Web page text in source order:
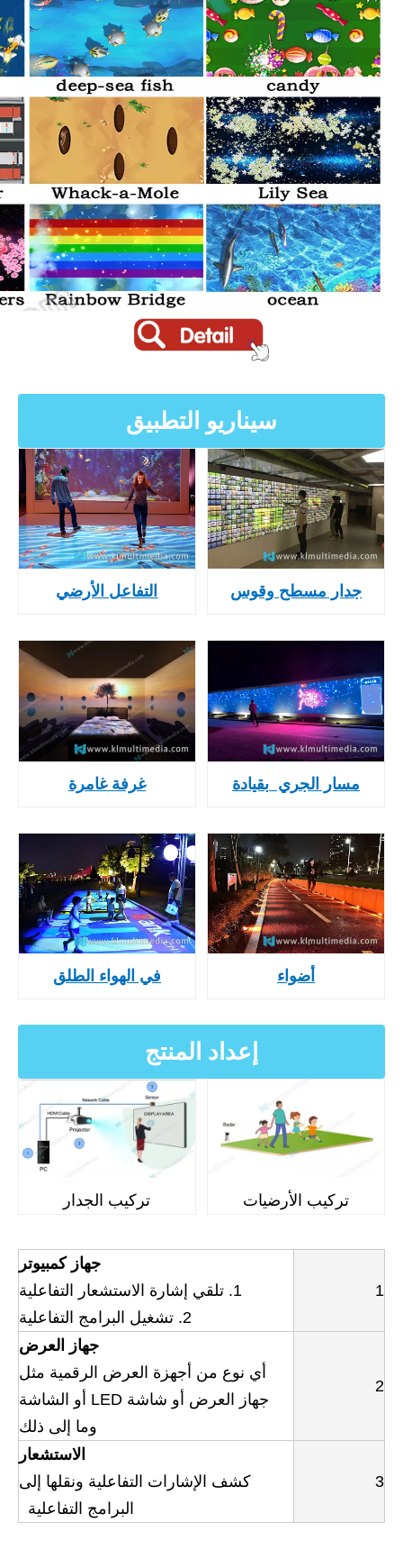
سيناريو التطبيق
جدار مسطح وقوس التفاعل الأرضي
مسار الجري بقيادة غرفة غامرة
أضواء في الهواء الطلق
إعداد المنتج
تركيب الأرضيات تركيب الجدار
1
جهاز كمبيوتر
1. تلقي إشارة الاستشعار التفاعلية
2. تشغيل البرامج التفاعلية
2
جهاز العرض
أي نوع من أجهزة العرض الرقمية مثل
جهاز العرض أو شاشة LED أو الشاشة
وما إلى ذلك
3
الاستشعار
كشف الإشارات التفاعلية ونقلها إلى
البرامج التفاعلية